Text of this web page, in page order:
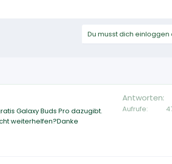
Du musst dich
Galaxy Buds Pro dazugibt.
weiterhelfen?Danke
Antworten
Aufrufe